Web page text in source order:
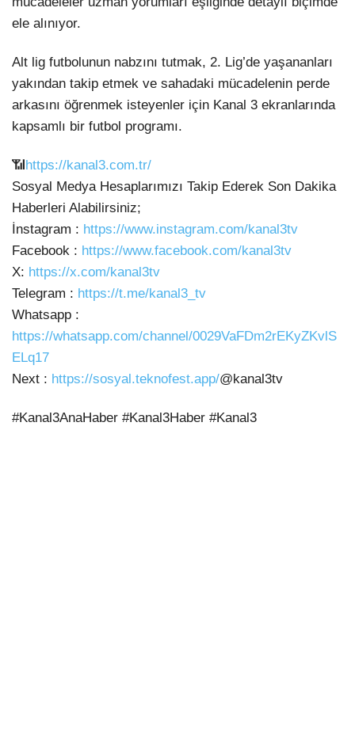
ele alınıyor.
Alt lig futbolunun nabzını tutmak, 2. Lig’de yaşananları
yakından takip etmek ve sahadaki mücadelenin perde
arkasını öğrenmek isteyenler için Kanal 3 ekranlarında
kapsamlı bir futbol programı.
📶 https://kanal3.com.tr/
Sosyal Medya Hesaplarımızı Takip Ederek Son Dakika
Haberleri Alabilirsiniz;
İnstagram : https://www.instagram.com/kanal3tv
Facebook : https://www.facebook.com/kanal3tv
X: https://x.com/kanal3tv
Telegram : https://t.me/kanal3_tv
Whatsapp :
https://whatsapp.com/channel/0029VaFDm2rEKyZKvlS
ELq17
Next : https://sosyal.teknofest.app/@kanal3tv
#Kanal3AnaHaber #Kanal3Haber #Kanal3